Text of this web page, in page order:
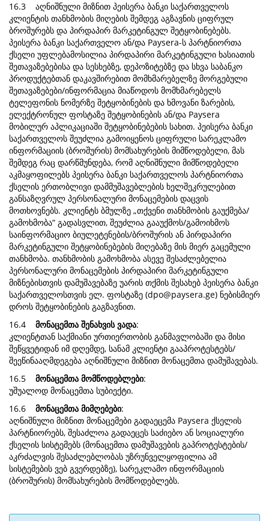
16.3 აღნიშნული მიზნით პეისერა ბანკი საქართველოს
კლიენტის თანხმობის მიღების შემდეგ აგზავნის ციფრულ
ბროშურებს და პირდაპირ მარკეტინგულ შეტყობინებებს.
პეისერა ბანკი საქართველო ან/და Paysera-ს პარტნიორთა
ქსელი უფლებამოსილია პირდაპირი მარკეტინგული ხასიათის
შეთავაზებებისა და სესხებზე, დეპოზიტებზე და სხვა საბანკო
პროდუქტებთან დაკავშირებით მომხმარებელზე მორგებული
შეთავაზებები/ინფორმაცია მიაწოდოს მომხმარებელს
ტელეფონის ნომერზე შეტყობინების და ხმოვანი ზარების,
ელექტრონულ ფოსტაზე შეტყობინების ან/და Paysera
მობილურ აპლიკაციაში შეტყობინებების სახით. პეისერა ბანკი
საქართველოს შეუძლია გამოიყენოს ციფრული სარეკლამო
ინფორმაციის (ბროშურის) მომსახურების მიმწოდებელი, მას
შემდეგ რაც დარწმუნდება, რომ აღნიშნული მიმწოდებელი
აკმაყოფილებს პეისერა ბანკი საქართველოს პარტნიორთა
ქსელის ერთობლივი დამმუშავებლების ხელშეკრულებით
განსაზღვრულ პერსონალური მონაცემების დაცვის
მოთხოვნებს. კლიენტს ბმულზე „თქვენი თანხმობის გაუქმება/
გამოხმობა“ გადასვლით, შეუძლია გააუქმოს/გამოიხმოს
საინფორმაციო ბიულეტენების/ბროშურის ან პირდაპირი
მარკეტინგული შეტყობინებების მიღებაზე მის მიერ გაცემული
თანხმობა. თანხმობის გამოხმობა ასევე შესაძლებელია
პერსონალური მონაცემების პირდაპირი მარკეტინგული
მიზნებისთვის დამუშავებაზე უარის თქმის შესახებ პეისერა ბანკი
საქართველოსთვის ელ. ფოსტაზე (dpo@paysera.ge) ნებისმიერ
დროს შეტყობინების გაგზავნით.
16.4 მონაცემთა შენახვის ვადა:
კლიენტთან საქმიანი ურთიერთობის განმავლობაში და მისი
შეწყვეტიდან იმ დღემდე, სანამ კლიენტი გააპროტესტებს/
შეეწინააღმდეგება აღნიშნული მიზნით მონაცემთა დამუშავებას.
16.5 მონაცემთა მომწოდებლები:
უშუალოდ მონაცემთა სუბიექტი.
16.6 მონაცემთა მიმღებები:
აღნიშნული მიზნით მონაცემები გადაეცემა Paysera ქსელის
პარტნიორებს, შესაძლოა გადაეცეს საძიებო ან სოციალური
ქსელის სისტემებს (მონაცემთა დამუშავების გაპროტესტების/
აკრძალვის შესაძლებლობას უზრუნველყოფილია ამ
სისტემების ვებ გვერდებზე), სარეკლამო ინფორმაციის
(ბროშურის) მომსახურების მომწოდებლებს.